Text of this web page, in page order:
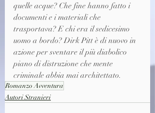
quelle acque? Che fine hanno fatto i
documenti e i materiali che
trasportava? E chi era il sedicesimo
uomo a bordo? Dirk Pitt è di nuovo in
azione per sventare il più diabolico
piano di distruzione che mente
criminale abbia mai architettato.
Romanzo Avventura
Autori Stranieri